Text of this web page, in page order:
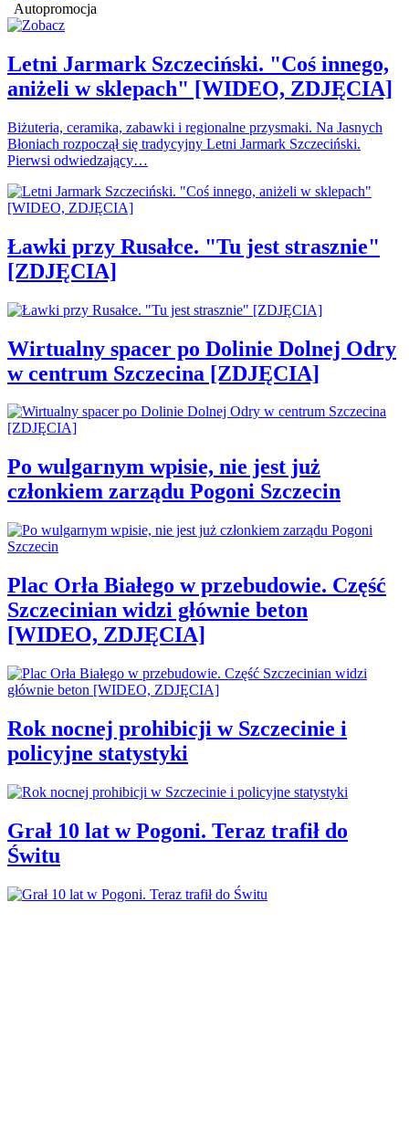
Autopromocja
Letni Jarmark Szczeciński. "Coś innego,
aniżeli w sklepach" [WIDEO, ZDJĘCIA]
Biżuteria, ceramika, zabawki i regionalne przysmaki. Na Jasnych
Błoniach rozpoczął się tradycyjny Letni Jarmark Szczeciński.
Pierwsi odwiedzający…
Ławki przy Rusałce. "Tu jest strasznie"
[ZDJĘCIA]
Wirtualny spacer po Dolinie Dolnej Odry
w centrum Szczecina [ZDJĘCIA]
Po wulgarnym wpisie, nie jest już
członkiem zarządu Pogoni Szczecin
Plac Orła Białego w przebudowie. Część
Szczecinian widzi głównie beton
[WIDEO, ZDJĘCIA]
Rok nocnej prohibicji w Szczecinie i
policyjne statystyki
Grał 10 lat w Pogoni. Teraz trafił do
Świtu